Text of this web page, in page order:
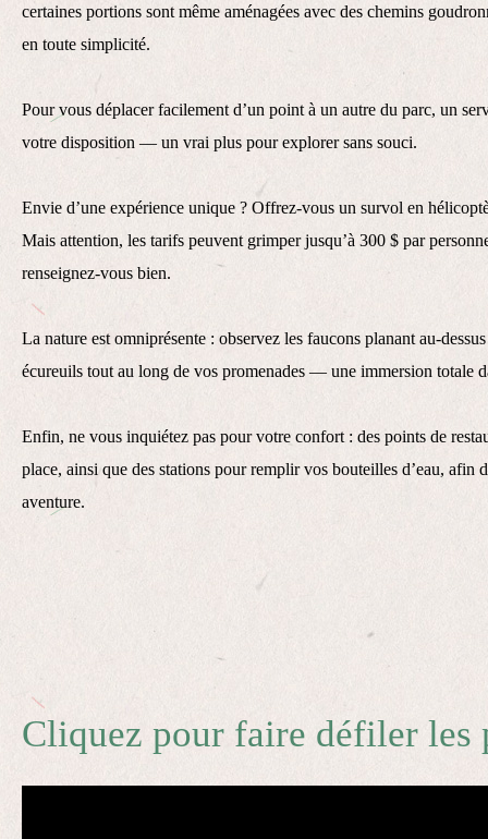
certaines portions sont même aménagées avec des chemins
en toute simplicité.
Pour vous déplacer facilement d’un point à un autre du parc, un
votre disposition — un vrai plus pour explorer sans souci.
Envie d’une expérience unique ? Offrez-vous un survol en
Mais attention, les tarifs peuvent grimper jusqu’à 300 $ par
renseignez-vous bien.
La nature est omniprésente : observez les faucons planant au-
écureuils tout au long de vos promenades — une immersion totale
Enfin, ne vous inquiétez pas pour votre confort : des points de
place, ainsi que des stations pour remplir vos bouteilles d’eau, afin
aventure.
Cliquez pour faire défiler les